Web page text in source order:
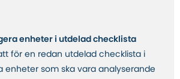
enheter i utdelad checklista
för en redan utdelad checklista i
enheter som ska vara analyserande